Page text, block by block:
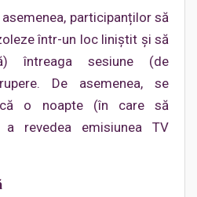
participanților să
într-un loc liniștit și să
întreaga sesiune (de
De asemenea, se
o noapte (în care să
revedea emisiunea TV